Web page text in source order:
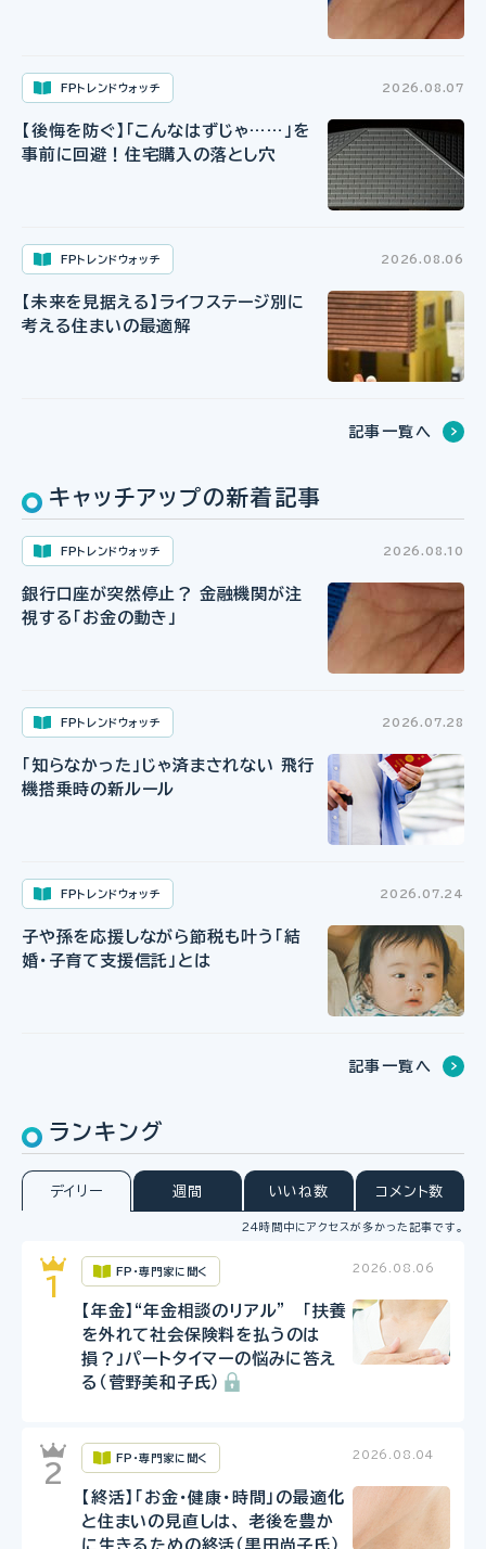
FPトレンドウォッチ 2026.08.07
【後悔を防ぐ】「こんなはずじゃ……」を
事前に回避！住宅購入の落とし穴
FPトレンドウォッチ 2026.08.06
【未来を見据える】ライフステージ別に
考える住まいの最適解
記事一覧へ
キャッチアップの新着記事
FPトレンドウォッチ 2026.08.10
銀行口座が突然停止？ 金融機関が注
視する「お金の動き」
FPトレンドウォッチ 2026.07.28
「知らなかった」じゃ済まされない 飛行
機搭乗時の新ルール
FPトレンドウォッチ 2026.07.24
子や孫を応援しながら節税も叶う「結
婚・子育て支援信託」とは
記事一覧へ
ランキング
デイリー 週間 いいね数 コメント数
24時間中にアクセスが多かった記事です。
FP・専門家に聞く 2026.08.06
【年金】“年金相談のリアル” 「扶養
を外れて社会保険料を払うのは
損？」パートタイマーの悩みに答え
る（菅野美和子氏）
FP・専門家に聞く 2026.08.04
【終活】「お金・健康・時間」の最適化
と住まいの見直しは、 老後を豊か
に生きるための終活（黒田尚子氏）